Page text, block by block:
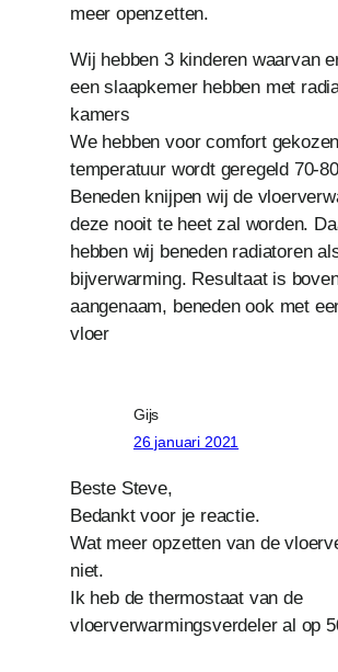
meer openzetten.
Wij hebben 3 kinderen waarvan
een slaapkemer hebben met
kamers
We hebben voor comfort
temperatuur wordt geregeld 70-
Beneden knijpen wij de
deze nooit te heet zal worden.
hebben wij beneden radiatoren
bijverwarming. Resultaat is
aangenaam, beneden ook met
vloer
Gijs
26 januari 2021
Beste Steve,
Bedankt voor je reactie.
Wat meer opzetten van de
niet.
Ik heb de thermostaat van de
vloerverwarmingsverdeler al op